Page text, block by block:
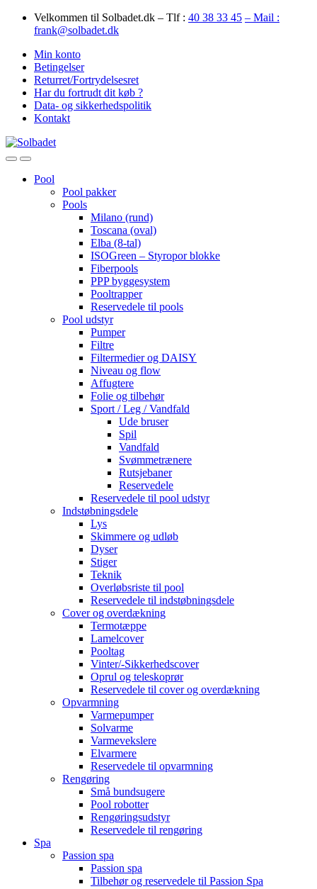
Skip
Skip
Velkommen til Solbadet.dk – Tlf : 40 38 33 45 – Mail :
frank@solbadet.dk
Min konto
Betingelser
Returret/Fortrydelsesret
Har du fortrudt dit køb ?
Data- og sikkerhedspolitik
Kontakt
OpenClose
Pool
Pool pakker
Pools
Milano (rund)
Toscana (oval)
Elba (8-tal)
ISOGreen – Styropor blokke
Fiberpools
PPP byggesystem
Pooltrapper
Reservedele til pools
Pool udstyr
Pumper
Filtre
Filtermedier og DAISY
Niveau og flow
Affugtere
Folie og tilbehør
Sport / Leg / Vandfald
Ude bruser
Spil
Vandfald
Svømmetrænere
Rutsjebaner
Reservedele
Reservedele til pool udstyr
Indstøbningsdele
Lys
Skimmere og udløb
Dyser
Stiger
Teknik
Overløbsriste til pool
Reservedele til indstøbningsdele
Cover og overdækning
Termotæppe
Lamelcover
Pooltag
Vinter/-Sikkerhedscover
Oprul og teleskoprør
Reservedele til cover og overdækning
Opvarmning
Varmepumper
Solvarme
Varmevekslere
Elvarmere
Reservedele til opvarmning
Rengøring
Små bundsugere
Pool robotter
Rengøringsudstyr
Reservedele til rengøring
Spa
Passion spa
Passion spa
Tilbehør og reservedele til Passion Spa